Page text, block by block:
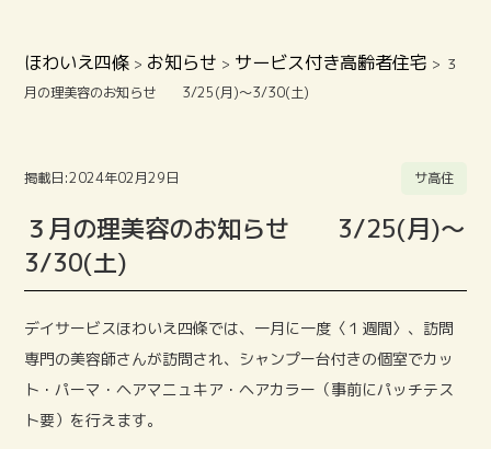
ほわいえ四條 > お知らせ > サービス付き高齢者住宅 > ３
月の理美容のお知らせ 3/25(月)～3/30(土)
掲載日:2024年02月29日 サ高住
３月の理美容のお知らせ 3/25(月)～
3/30(土)
デイサービスほわいえ四條では、一月に一度〈１週間〉、訪問
専門の美容師さんが訪問され、シャンプー台付きの個室でカッ
ト・パーマ・ヘアマニュキア・ヘアカラー（事前にパッチテス
ト要）を行えます。